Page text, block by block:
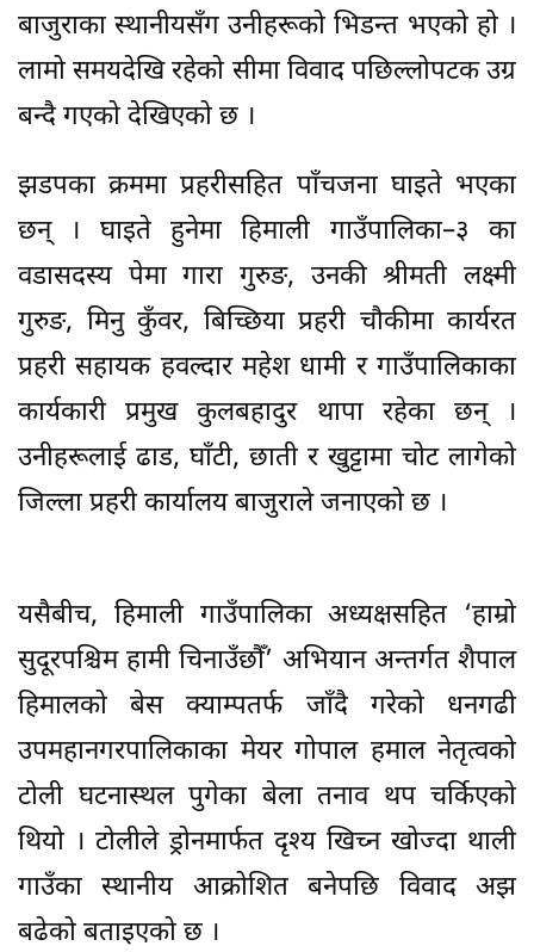
बाजुराका स्थानीयसँग उनीहरूको भिडन्त भएको हो ।
लामो समयदेखि रहेको सीमा विवाद पछिल्लोपटक उग्र
बन्दै गएको देखिएको छ ।
झडपका क्रममा प्रहरीसहित पाँचजना घाइते भएका
छन् । घाइते हुनेमा हिमाली गाउँपालिका–३ का
वडासदस्य पेमा गारा गुरुङ, उनकी श्रीमती लक्ष्मी
गुरुङ, मिनु कुँवर, बिच्छिया प्रहरी चौकीमा कार्यरत
प्रहरी सहायक हवल्दार महेश धामी र गाउँपालिकाका
कार्यकारी प्रमुख कुलबहादुर थापा रहेका छन् ।
उनीहरूलाई ढाड, घाँटी, छाती र खुट्टामा चोट लागेको
जिल्ला प्रहरी कार्यालय बाजुराले जनाएको छ ।
यसैबीच, हिमाली गाउँपालिका अध्यक्षसहित ‘हाम्रो
सुदूरपश्चिम हामी चिनाउँछौँ’ अभियान अन्तर्गत शैपाल
हिमालको बेस क्याम्पतर्फ जाँदै गरेको धनगढी
उपमहानगरपालिकाका मेयर गोपाल हमाल नेतृत्वको
टोली घटनास्थल पुगेका बेला तनाव थप चर्किएको
थियो । टोलीले ड्रोनमार्फत दृश्य खिच्न खोज्दा थाली
गाउँका स्थानीय आक्रोशित बनेपछि विवाद अझ
बढेको बताइएको छ ।